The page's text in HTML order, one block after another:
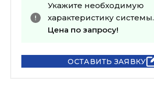
Укажите необходимую
характеристику системы.
Цена по запросу!
ОСТАВИТЬ ЗАЯВКУ